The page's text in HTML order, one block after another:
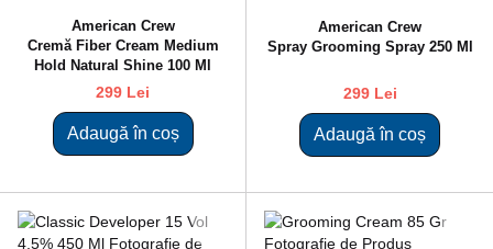
American Crew
Cremă Fiber Cream Medium
Hold Natural Shine 100 Ml
299 Lei
Adaugă în coș
American Crew
Spray Grooming Spray 250 Ml
299 Lei
Adaugă în coș